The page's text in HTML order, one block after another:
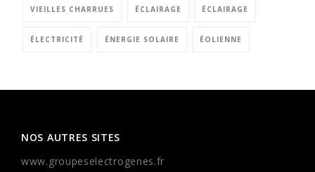
VIEILLES CHARRUES ÉCLAIRAGE ÉCLAIRAGE
ÉLECTRICITÉ ÉNERGIE SOLAIRE ÉOLIENNE
NOS AUTRES SITES
www.groupeselectrogenes.fr